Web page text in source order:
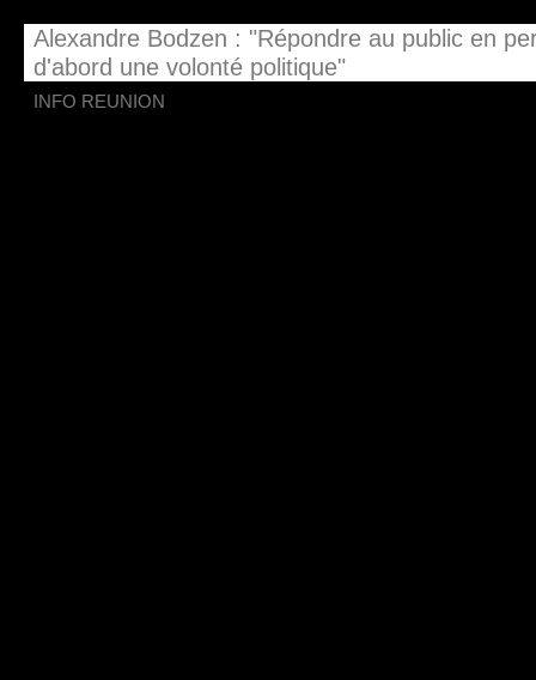
Alexandre Bodzen : "Répondre au public en
d'abord une volonté politique"
INFO REUNION